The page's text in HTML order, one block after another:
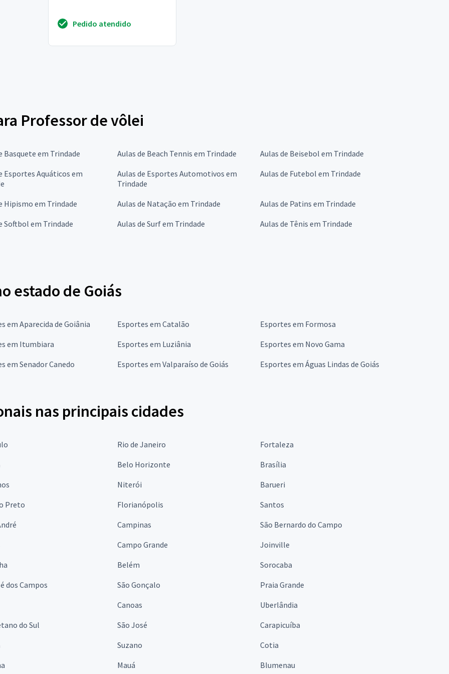
Pedido atendido
Professor de vôlei
Basquete em Trindade Aulas de Beach Tennis em Trindade
Aulas de Beisebol em Trindade
Esportes Aquáticos em
Aulas de Esportes Automotivos em
Trindade
Aulas de Futebol em Trindade
Hipismo em Trindade Aulas de Natação em Trindade
Aulas de Patins em Trindade
Softbol em Trindade
Aulas de Surf em Trindade Aulas de Tênis em Trindade
estado de Goiás
em Aparecida de Goiânia Esportes em Catalão
Esportes em Formosa
em Itumbiara
Esportes em Luziânia
Esportes em Novo Gama
em Senador Canedo
Esportes em Valparaíso de Goiás Esportes em Águas Lindas de Goiás
nas principais cidades
Rio de Janeiro
Fortaleza
Belo Horizonte
Brasília
Niterói
Barueri
Preto
Florianópolis
Santos
Campinas
São Bernardo do Campo
Campo Grande
Joinville
Belém
Sorocaba
dos Campos
São Gonçalo
Praia Grande
Canoas
Uberlândia
do Sul
São José
Carapicuíba
Suzano
Cotia
Mauá Blumenau